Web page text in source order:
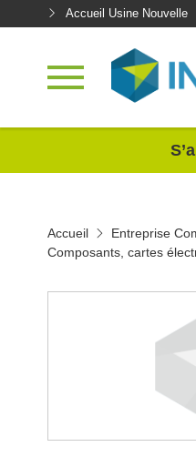
Accueil Usine Nouvelle
Accueil Entreprise
Composants, cartes